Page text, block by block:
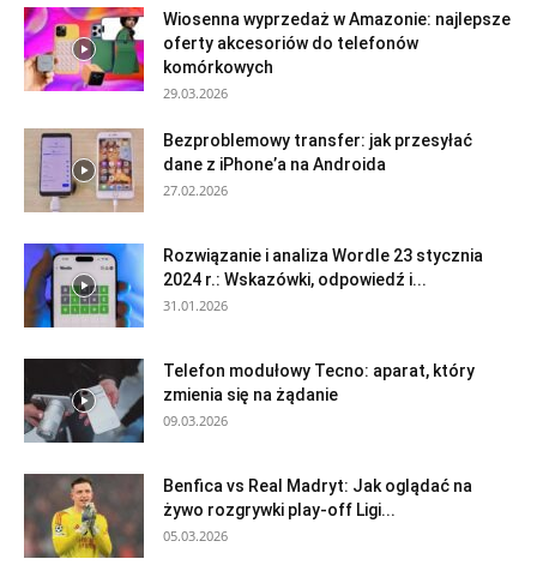
Wiosenna wyprzedaż w Amazonie: najlepsze
oferty akcesoriów do telefonów
komórkowych
29.03.2026
Bezproblemowy transfer: jak przesyłać
dane z iPhone’a na Androida
27.02.2026
Rozwiązanie i analiza Wordle 23 stycznia
2024 r.: Wskazówki, odpowiedź i...
31.01.2026
Telefon modułowy Tecno: aparat, który
zmienia się na żądanie
09.03.2026
Benfica vs Real Madryt: Jak oglądać na
żywo rozgrywki play-off Ligi...
05.03.2026